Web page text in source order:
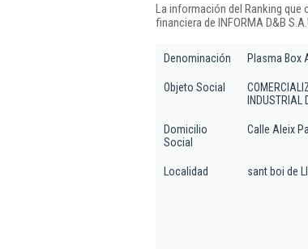
La información del Ranking que
financiera de INFORMA D&B
Denominación Plasma Box
Objeto Social
Domicilio
Social
Calle Aleix
Localidad sant boi de